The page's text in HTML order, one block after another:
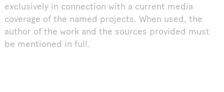
exclusively in connection with a current media
coverage of the named projects. When used, the
author of the work and the sources provided must
be mentioned in full.